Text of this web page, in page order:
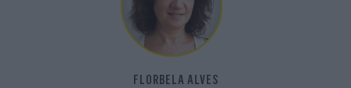
FLORBELA ALVES